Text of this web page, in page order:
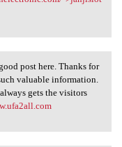
post here. Thanks for
valuable information.
gets the visitors